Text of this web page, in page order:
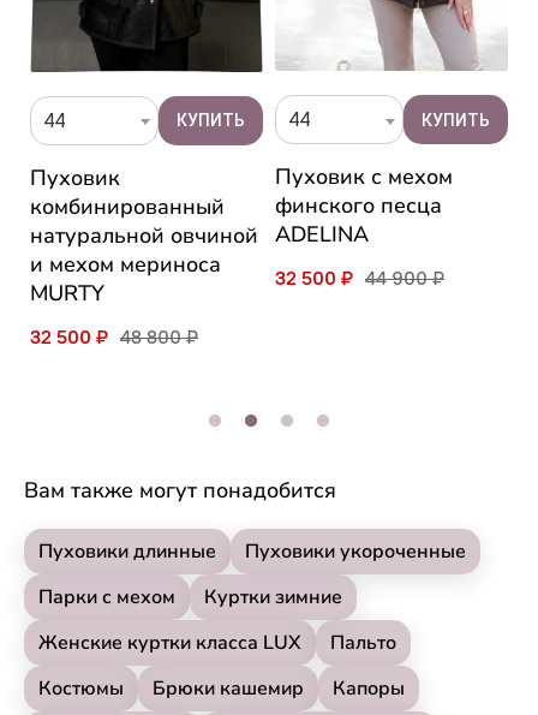
44
Пуховик
комбинированный
натуральной овчиной
и мехом мериноса
MURTY
32 500 ₽ 48 800 ₽
44
Пуховик с мехом
финского песца
ADELINA
32 500 ₽ 44 900 ₽
Вам также могут понадобится
Пуховики длинные
Пуховики укороченные
Парки с мехом
Куртки зимние
Женские куртки класса LUX
Пальто
Костюмы
Брюки кашемир
Капоры